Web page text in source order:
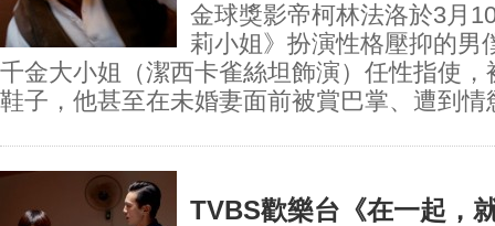
金球獎影帝柯林法洛於3月
莉小姐》扮演性格壓抑的男
千金大小姐（潔西卡雀絲坦飾演）任性指使
鞋子，他甚至在未婚妻面前被賞巴掌、遭到情
TVBS歡樂台《在一起，